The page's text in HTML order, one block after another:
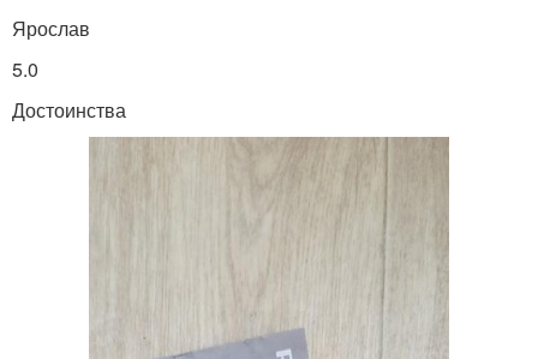
Ярослав
5.0
Достоинства